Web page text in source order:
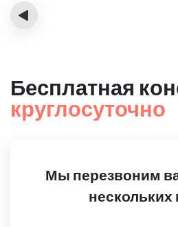
‹
Бесплатная
круглосуточно
Мы перезвоним
нескольких